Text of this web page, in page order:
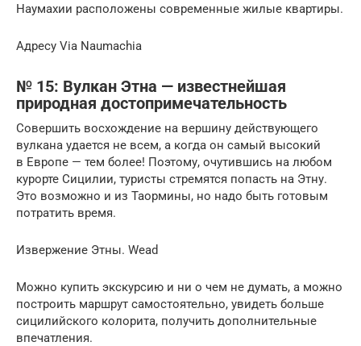
Наумахии расположены современные жилые квартиры.
Адресу Via Naumachia
№ 15: Вулкан Этна — известнейшая
природная достопримечательность
Совершить восхождение на вершину действующего
вулкана удается не всем, а когда он самый высокий
в Европе — тем более! Поэтому, очутившись на любом
курорте Сицилии, туристы стремятся попасть на Этну.
Это возможно и из Таормины, но надо быть готовым
потратить время.
Извержение Этны. Wead
Можно купить экскурсию и ни о чем не думать, а можно
построить маршрут самостоятельно, увидеть больше
сицилийского колорита, получить дополнительные
впечатления.